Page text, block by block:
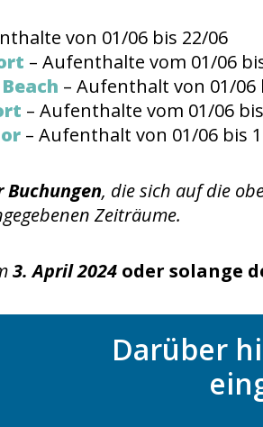
von 01/06 bis 22/06
– Aufenthalte vom 01/06
– Aufenthalt von 01/06
– Aufenthalte vom 01/06
– Aufenthalt von 01/06 bis
Buchungen, die sich auf die
Zeiträume.
3. April 2024 oder solange
Darüber